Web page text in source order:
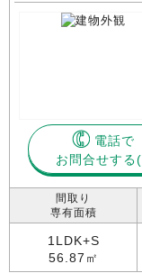
電話で
お問合せする
間取り
専有面積
1LDK+S
56.87㎡